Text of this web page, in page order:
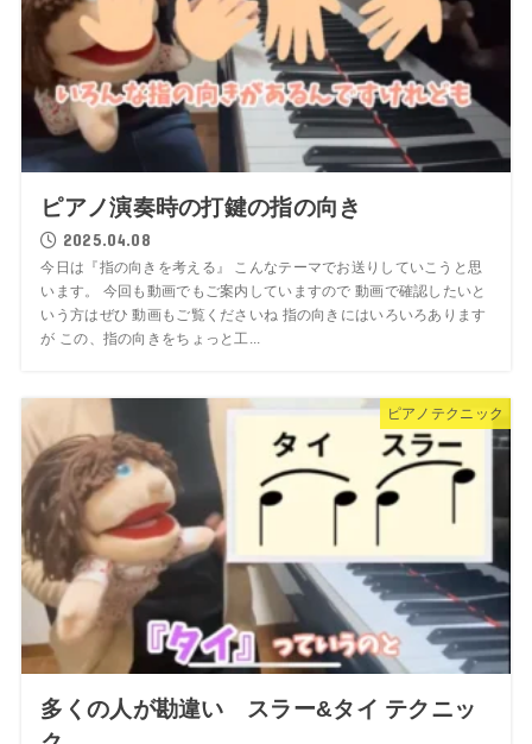
ピアノ演奏時の打鍵の指の向き
2025.04.08
今日は『指の向きを考える』 こんなテーマでお送りしていこうと思
います。 今回も動画でもご案内していますので 動画で確認したいと
いう方はぜひ 動画もご覧くださいね 指の向きにはいろいろあります
が この、指の向きをちょっと工...
ピアノテクニック
多くの人が勘違い スラー&タイ テクニッ